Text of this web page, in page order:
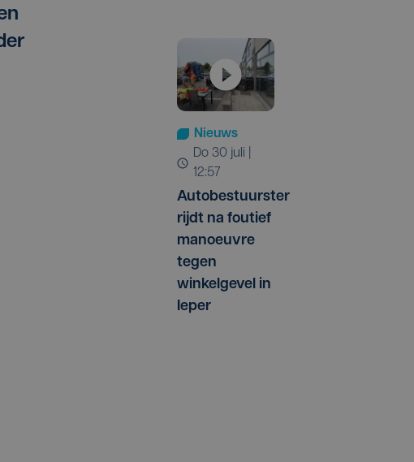
Nieuws
do 30 juli |
12:57
Autobestuurster
rijdt na foutief
manoeuvre
tegen
winkelgevel in
Ieper